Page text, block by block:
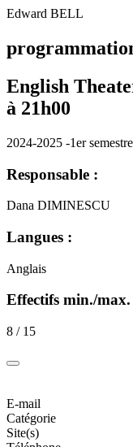
Edward BELL
English
à 21h00
2024-2025 -1er
Responsable :
Dana DIMINESCU
Langues :
Anglais
Effectifs min./
8 / 15
E-mail
Catégorie
Site(s)